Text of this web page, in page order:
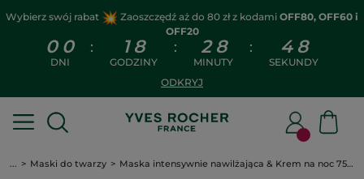
Wybierz swój rabat Zaoszczędź aż do 80 zł z kodami OFF80, OFF60 i
OFF20
0 0
DNI
: 1 8
GODZINY
: 2 8
MINUTY
: 4 7
SEKUNDY
ODKRYJ
... Maski do twarzy Maska intensywnie nawilżająca & Krem na noc 75 ml